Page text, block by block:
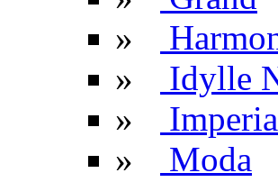
»
»
Idylle
»
»
Moda